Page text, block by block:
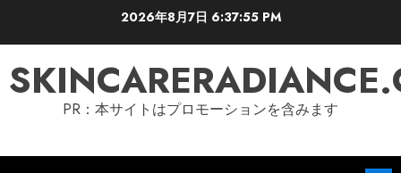
2026年8月7日 6:37:56 PM
PR：本サイトはプロモーションを含みます